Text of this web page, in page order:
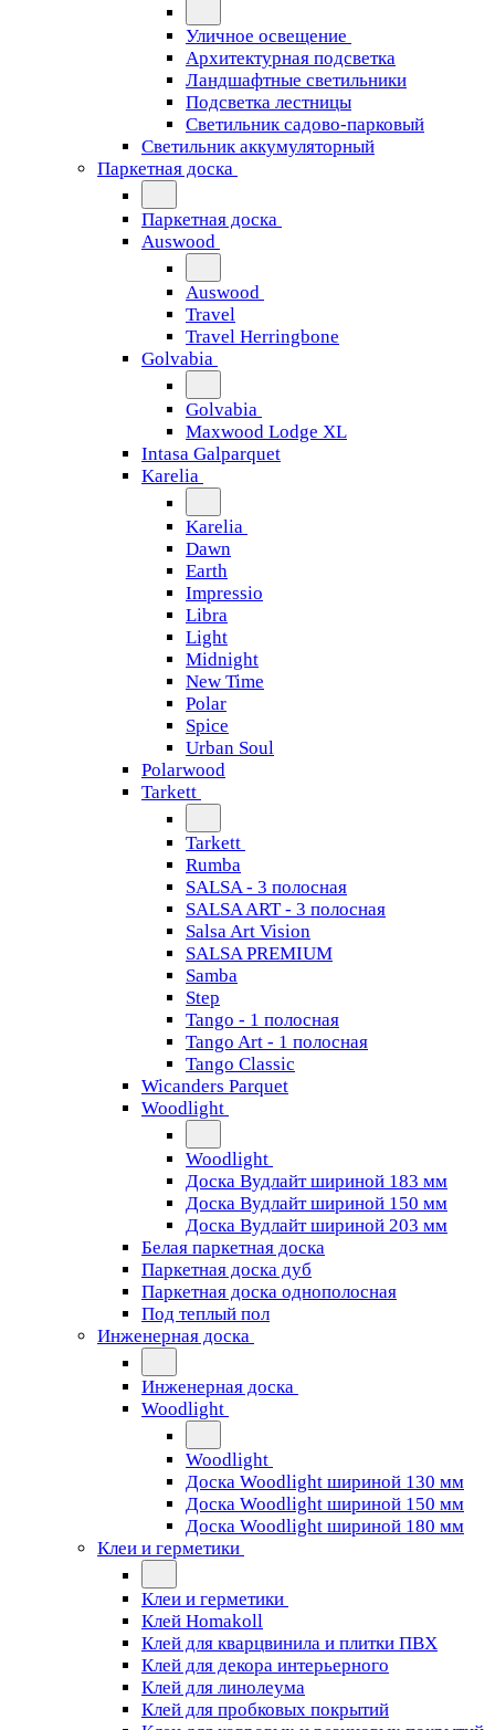
Уличное освещение
Архитектурная подсветка
Ландшафтные светильники
Подсветка лестницы
Светильник садово-парковый
Светильник аккумуляторный
Паркетная доска
Паркетная доска
Auswood
Auswood
Travel
Travel Herringbone
Golvabia
Golvabia
Maxwood Lodge XL
Intasa Galparquet
Karelia
Karelia
Dawn
Earth
Impressio
Libra
Light
Midnight
New Time
Polar
Spice
Urban Soul
Polarwood
Tarkett
Tarkett
Rumba
SALSA - 3 полосная
SALSA ART - 3 полосная
Salsa Art Vision
SALSA PREMIUM
Samba
Step
Tango - 1 полосная
Tango Art - 1 полосная
Tango Classiс
Wicanders Parquet
Woodlight
Woodlight
Доска Вудлайт шириной 183 мм
Доска Вудлайт шириной 150 мм
Доска Вудлайт шириной 203 мм
Белая паркетная доска
Паркетная доска дуб
Паркетная доска однополосная
Под теплый пол
Инженерная доска
Инженерная доска
Woodlight
Woodlight
Доска Woodlight шириной 130 мм
Доска Woodlight шириной 150 мм
Доска Woodlight шириной 180 мм
Клеи и герметики
Клеи и герметики
Клей Homakoll
Клей для кварцвинила и плитки ПВХ
Клей для декора интерьерного
Клей для линолеума
Клей для пробковых покрытий